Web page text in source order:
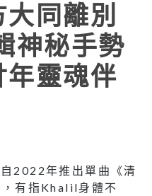
同離別
神秘手勢
靈魂伴
2022年推出單曲《清
有指Khalil身體不